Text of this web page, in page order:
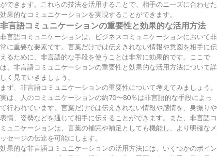
ができます。これらの技法を活用することで、相手のニーズに合わせた
効果的なコミュニケーションを実現することができます。
非言語コミュニケーションの重要性と効果的な活用方法
非言語コミュニケーションは、ビジネスコミュニケーションにおいて非
常に重要な要素です。言葉だけでは伝えきれない情報や意図を相手に伝
えるために、非言語的な手段を使うことは非常に効果的です。ここで
は、非言語コミュニケーションの重要性と効果的な活用方法について詳
しく見ていきましょう。
まず、非言語コミュニケーションの重要性について考えてみましょう。
実は、人のコミュニケーションの約70〜80％は非言語的な手段によっ
て行われています。言葉だけでは伝えきれない情報や感情を、身振りや
表情、姿勢などを通じて相手に伝えることができます。また、非言語コ
ミュニケーションは、言葉の補完や補足としても機能し、より明確なメ
ッセージの伝達を可能にします。
効果的な非言語コミュニケーションの活用方法には、いくつかのポイン